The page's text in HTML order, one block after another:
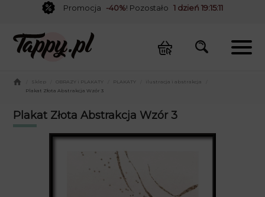
Promocja -40%! Pozostało 1 dzień 19:15:10
Sklep OBRAZY i PLAKATY PLAKATY ilustracja i abstrakcja
Plakat Złota Abstrakcja Wzór 3
Plakat Złota Abstrakcja Wzór 3